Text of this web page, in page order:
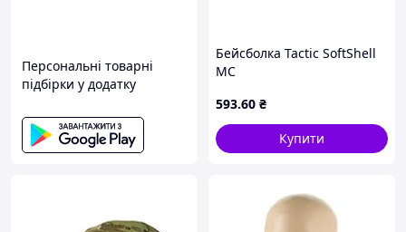
Персональні товарні
підбірки у додатку
Бейсболка Tactic SoftShell
MC
593.60 ₴
Купити